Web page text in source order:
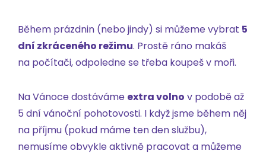
Během prázdnin (nebo jindy) si můžeme vybrat 5
dní zkráceného režimu. Prostě ráno makáš
na počítači, odpoledne se třeba koupeš v moři.
Na Vánoce dostáváme extra volno v podobě až
5 dní vánoční pohotovosti. I když jsme během něj
na příjmu (pokud máme ten den službu),
nemusíme obvykle aktivně pracovat a můžeme